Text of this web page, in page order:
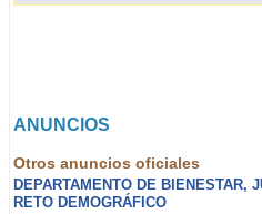
ANUNCIOS
Otros anuncios oficiales
DEPARTAMENTO DE BIENESTAR,
RETO DEMOGRÁFICO